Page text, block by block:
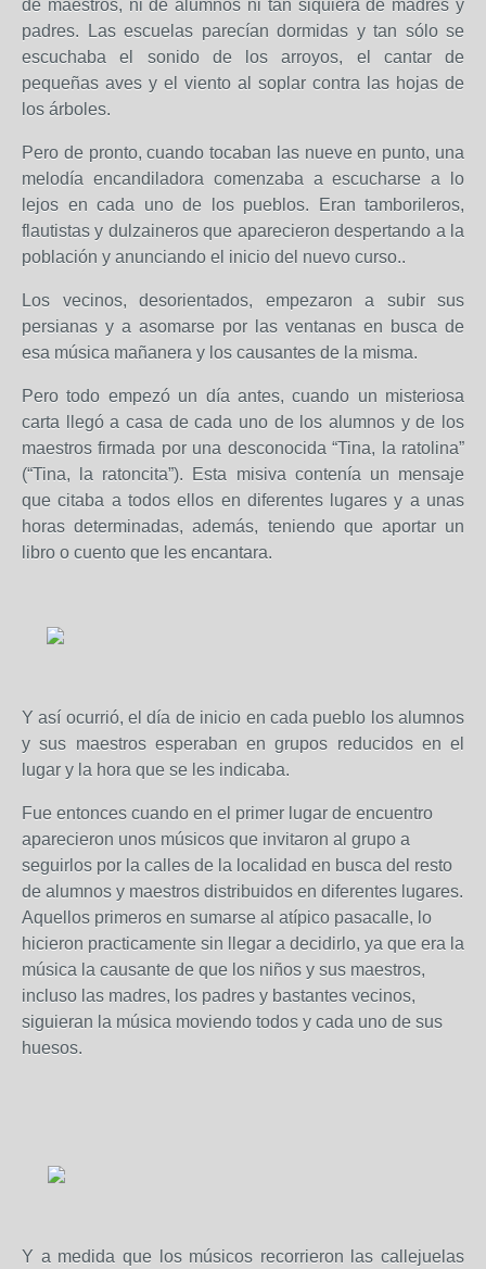
de maestros, ni de alumnos ni tan siquiera de madres y
padres. Las escuelas parecían dormidas y tan sólo se
escuchaba el sonido de los arroyos, el cantar de
pequeñas aves y el viento al soplar contra las hojas de
los árboles.
Pero de pronto, cuando tocaban las nueve en punto, una
melodía encandiladora comenzaba a escucharse a lo
lejos en cada uno de los pueblos. Eran tamborileros,
flautistas y dulzaineros que aparecieron despertando a la
población y anunciando el inicio del nuevo curso..
Los vecinos, desorientados, empezaron a subir sus
persianas y a asomarse por las ventanas en busca de
esa música mañanera y los causantes de la misma.
Pero todo empezó un día antes, cuando un misteriosa
carta llegó a casa de cada uno de los alumnos y de los
maestros firmada por una desconocida “Tina, la ratolina”
(“Tina, la ratoncita”). Esta misiva contenía un mensaje
que citaba a todos ellos en diferentes lugares y a unas
horas determinadas, además, teniendo que aportar un
libro o cuento que les encantara.
Y así ocurrió, el día de inicio en cada pueblo los alumnos
y sus maestros esperaban en grupos reducidos en el
lugar y la hora que se les indicaba.
Fue entonces cuando en el primer lugar de encuentro
aparecieron unos músicos que invitaron al grupo a
seguirlos por la calles de la localidad en busca del resto
de alumnos y maestros distribuidos en diferentes lugares.
Aquellos primeros en sumarse al atípico pasacalle, lo
hicieron practicamente sin llegar a decidirlo, ya que era la
música la causante de que los niños y sus maestros,
incluso las madres, los padres y bastantes vecinos,
siguieran la música moviendo todos y cada uno de sus
huesos.
Y a medida que los músicos recorrieron las callejuelas